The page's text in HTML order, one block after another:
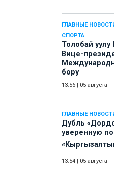
ГЛАВНЫЕ
СПОРТА
Толобай уулу
Вице-
бору
13:56 05 августа
ГЛАВНЫЕ
Дубль
уверенную
13:54 05 августа